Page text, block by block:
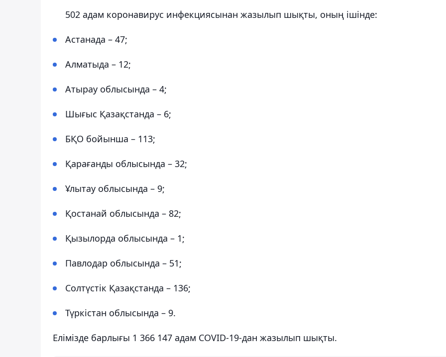
502 адам коронавирус инфекциясынан жазылып шықты, оның ішінде:
Астанада – 47;
Алматыда – 12;
Атырау облысында – 4;
Шығыс Қазақстанда – 6;
БҚО бойынша – 113;
Қарағанды ​​облысында – 32;
Ұлытау облысында – 9;
Қостанай облысында – 82;
Қызылорда облысында – 1;
Павлодар облысында – 51;
Солтүстік Қазақстанда – 136;
Түркістан облысында – 9.
Елімізде барлығы 1 366 147 адам COVID-19-дан жазылып шықты.